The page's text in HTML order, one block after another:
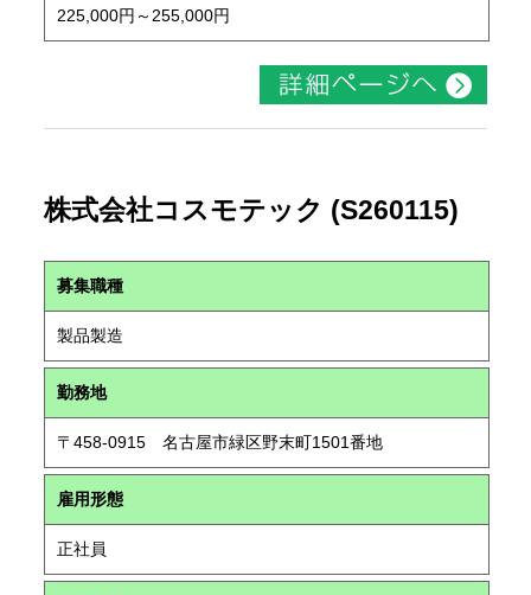
225,000円～255,000円
株式会社コスモテック (S260115)
募集職種
製品製造
勤務地
〒458-0915 名古屋市緑区野末町1501番地
雇用形態
正社員